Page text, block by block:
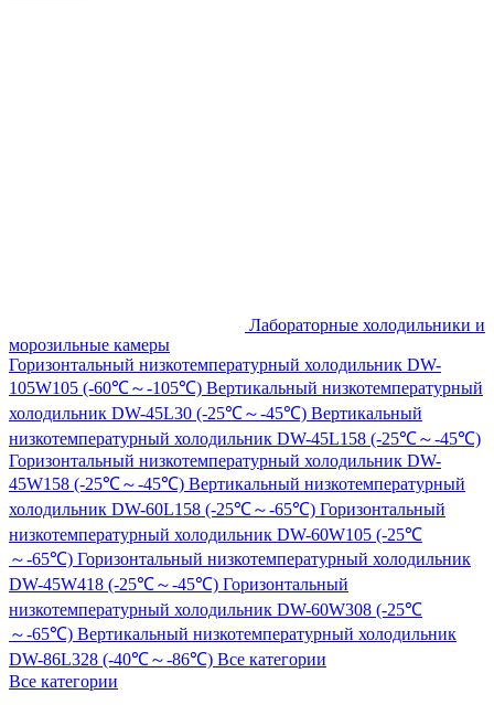
Лабораторные холодильники и
морозильные камеры
Горизонтальный низкотемпературный холодильник DW-
105W105 (-60℃～-105℃) Вертикальный низкотемпературный
холодильник DW-45L30 (-25℃～-45℃) Вертикальный
низкотемпературный холодильник DW-45L158 (-25℃～-45℃)
Горизонтальный низкотемпературный холодильник DW-
45W158 (-25℃～-45℃) Вертикальный низкотемпературный
холодильник DW-60L158 (-25℃～-65℃) Горизонтальный
низкотемпературный холодильник DW-60W105 (-25℃
～-65℃) Горизонтальный низкотемпературный холодильник
DW-45W418 (-25℃～-45℃) Горизонтальный
низкотемпературный холодильник DW-60W308 (-25℃
～-65℃) Вертикальный низкотемпературный холодильник
DW-86L328 (-40℃～-86℃) Все категории
Все категории